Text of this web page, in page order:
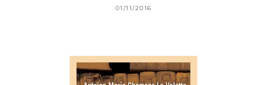
01/11/2016